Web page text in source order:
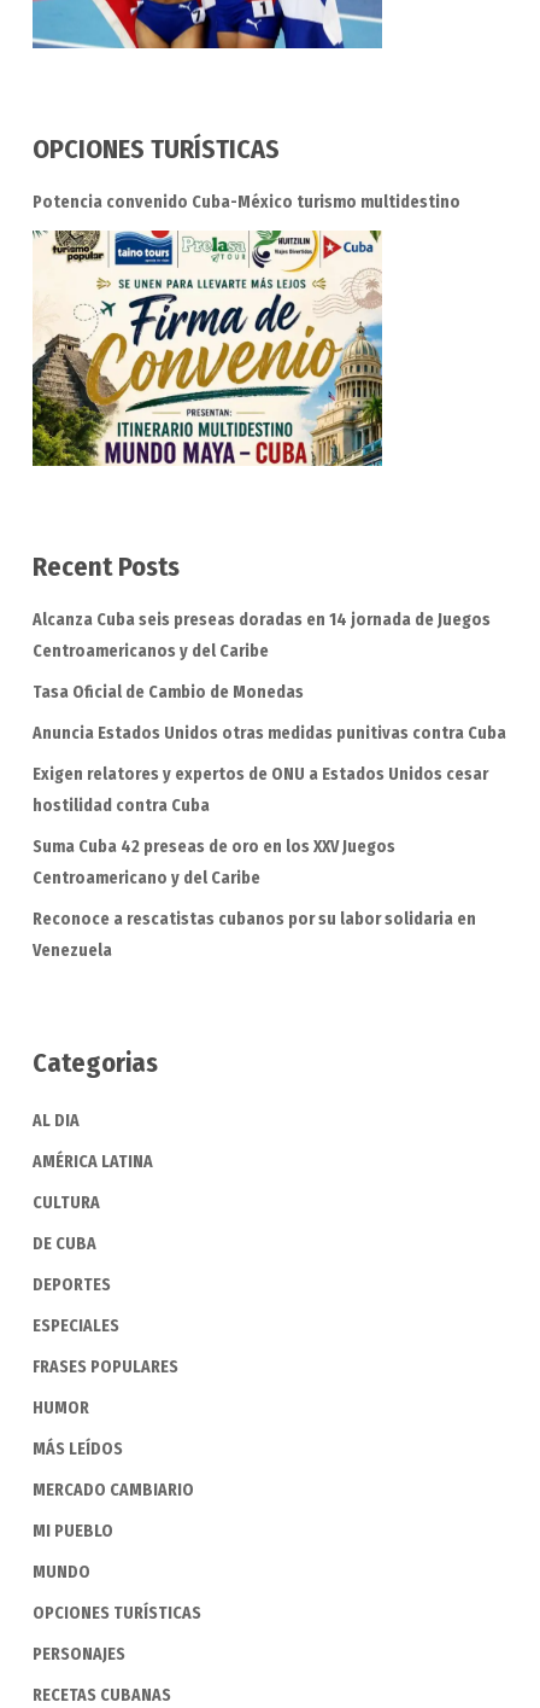
OPCIONES TURÍSTICAS
Potencia convenido Cuba-México turismo multidestino
Recent Posts
Alcanza Cuba seis preseas doradas en 14 jornada de Juegos
Centroamericanos y del Caribe
Tasa Oficial de Cambio de Monedas
Anuncia Estados Unidos otras medidas punitivas contra Cuba
Exigen relatores y expertos de ONU a Estados Unidos cesar
hostilidad contra Cuba
Suma Cuba 42 preseas de oro en los XXV Juegos
Centroamericano y del Caribe
Reconoce a rescatistas cubanos por su labor solidaria en
Venezuela
Categorias
AL DIA
AMÉRICA LATINA
CULTURA
DE CUBA
DEPORTES
ESPECIALES
FRASES POPULARES
HUMOR
MÁS LEÍDOS
MERCADO CAMBIARIO
MI PUEBLO
MUNDO
OPCIONES TURÍSTICAS
PERSONAJES
RECETAS CUBANAS